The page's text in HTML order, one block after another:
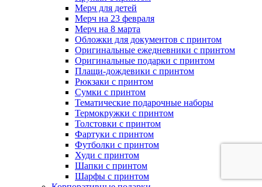
Мерч для детей
Мерч на 23 февраля
Мерч на 8 марта
Обложки для документов с принтом
Оригинальные ежедневники с принтом
Оригинальные подарки с принтом
Плащи-дождевики с принтом
Рюкзаки с принтом
Сумки с принтом
Тематические подарочные наборы
Термокружки с принтом
Толстовки с принтом
Фартуки с принтом
Футболки с принтом
Худи с принтом
Шапки с принтом
Шарфы с принтом